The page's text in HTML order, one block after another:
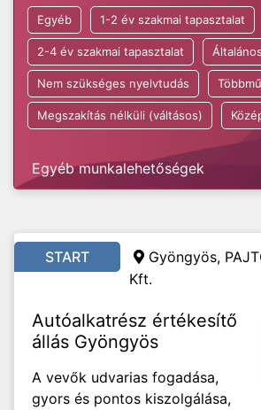
Egyéb 1-2 év szakmai tapasztalat
2-4 év szakmai tapasztalat
Nem szükséges nyelvtudás
Megszakítás nélküli (váltásos)
Egyéb munkalehetőségek
START
Gyöngyös,
Kft.
Autóalkatrész értékesítő
állás Gyöngyös
A vevők udvarias fogadása,
gyors és pontos kiszolgálása,